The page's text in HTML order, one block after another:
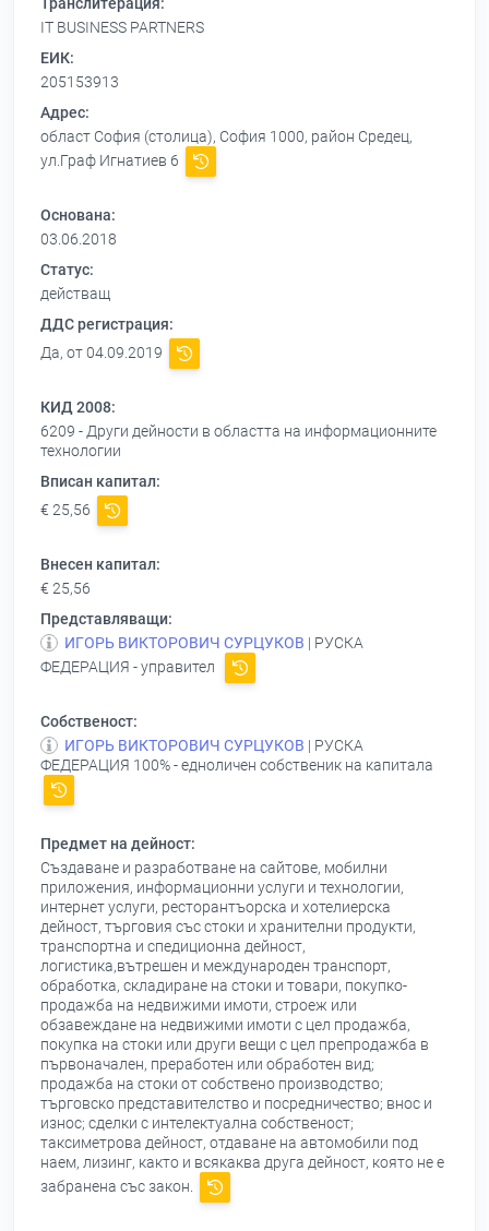
Транслитерация:
IT BUSINESS PARTNERS
ЕИК:
205153913
Адрес:
област София (столица), София 1000, район Средец,
ул.Граф Игнатиев 6
Основана:
03.06.2018
Статус:
действащ
ДДС регистрация:
Да, от 04.09.2019
КИД 2008:
6209 - Други дейности в областта на информационните
технологии
Вписан капитал:
€ 25,56
Внесен капитал:
€ 25,56
Представляващи:
ИГОРЬ ВИКТОРОВИЧ СУРЦУКОВ | РУСКА
ФЕДЕРАЦИЯ - управител
Собственост:
ИГОРЬ ВИКТОРОВИЧ СУРЦУКОВ | РУСКА
ФЕДЕРАЦИЯ 100% - едноличен собственик на капитала
Предмет на дейност:
Създаване и разработване на сайтове, мобилни
приложения, информационни услуги и технологии,
интернет услуги, ресторантъорска и хотелиерска
дейност, търговия със стоки и хранителни продукти,
транспортна и спедиционна дейност,
логистика,вътрешен и международен транспорт,
обработка, складиране на стоки и товари, покупко-
продажба на недвижими имоти, строеж или
обзавеждане на недвижими имоти с цел продажба,
покупка на стоки или други вещи с цел препродажба в
първоначален, преработен или обработен вид;
продажба на стоки от собствено производство;
търговско представителство и посредничество; внос и
износ; сделки с интелектуална собственост;
таксиметрова дейност, отдаване на автомобили под
наем, лизинг, както и всякаква друга дейност, която не е
забранена със закон.